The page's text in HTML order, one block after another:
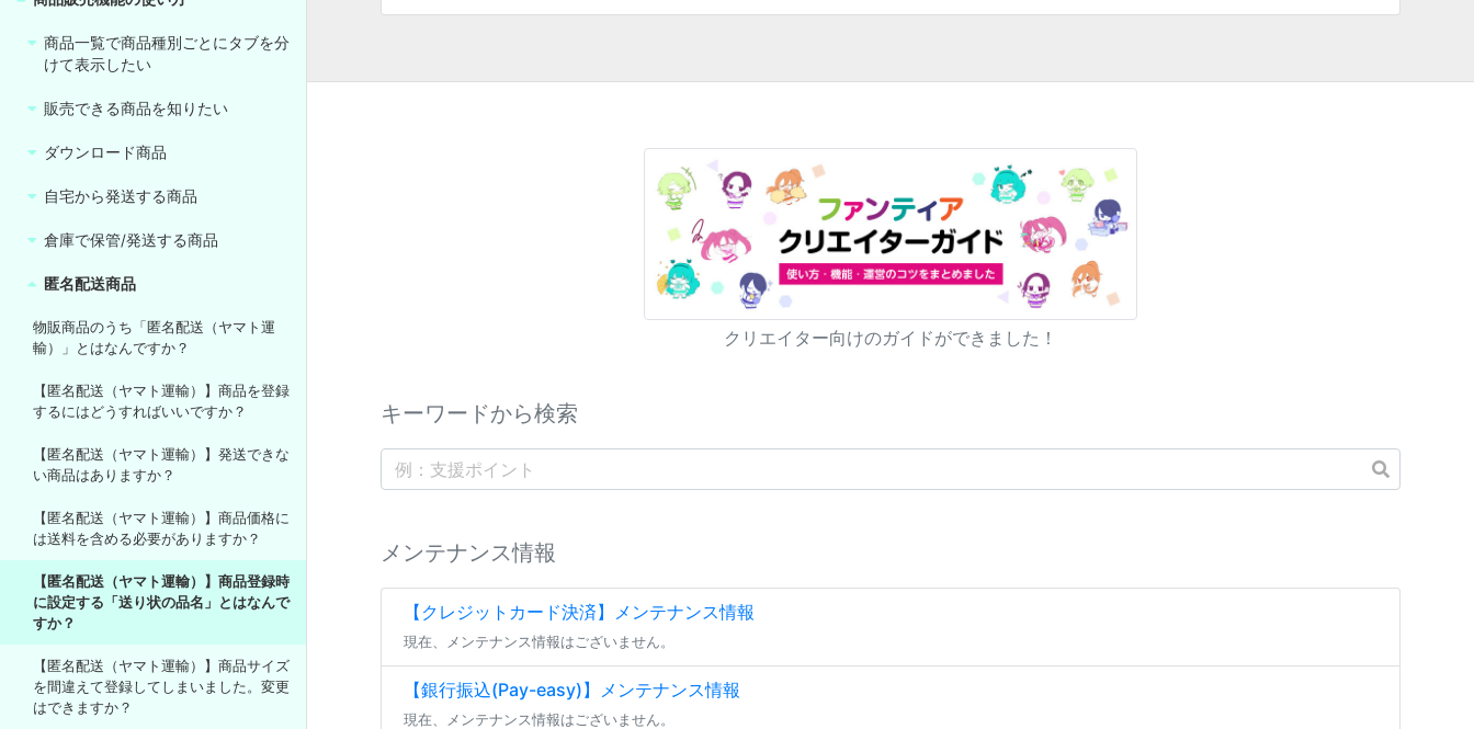
商品一覧で商品種別ごとにタブを分
けて表示したい
販売できる商品を知りたい
ダウンロード商品
自宅から発送する商品
倉庫で保管/発送する商品
匿名配送商品
物販商品のうち「匿名配送（ヤマト運
輸）」とはなんですか？
【匿名配送（ヤマト運輸）】商品を登録
するにはどうすればいいですか？
【匿名配送（ヤマト運輸）】発送できな
い商品はありますか？
【匿名配送（ヤマト運輸）】商品価格に
は送料を含める必要がありますか？
【匿名配送（ヤマト運輸）】商品登録時
に設定する「送り状の品名」とはなんで
すか？
【匿名配送（ヤマト運輸）】商品サイズ
を間違えて登録してしまいました。変更
はできますか？
クリエイター向けのガイドができました！
キーワードから検索
メンテナンス情報
【クレジットカード決済】メンテナンス情報
現在、メンテナンス情報はございません。
【銀行振込(Pay-easy)】メンテナンス情報
現在、メンテナンス情報はございません。